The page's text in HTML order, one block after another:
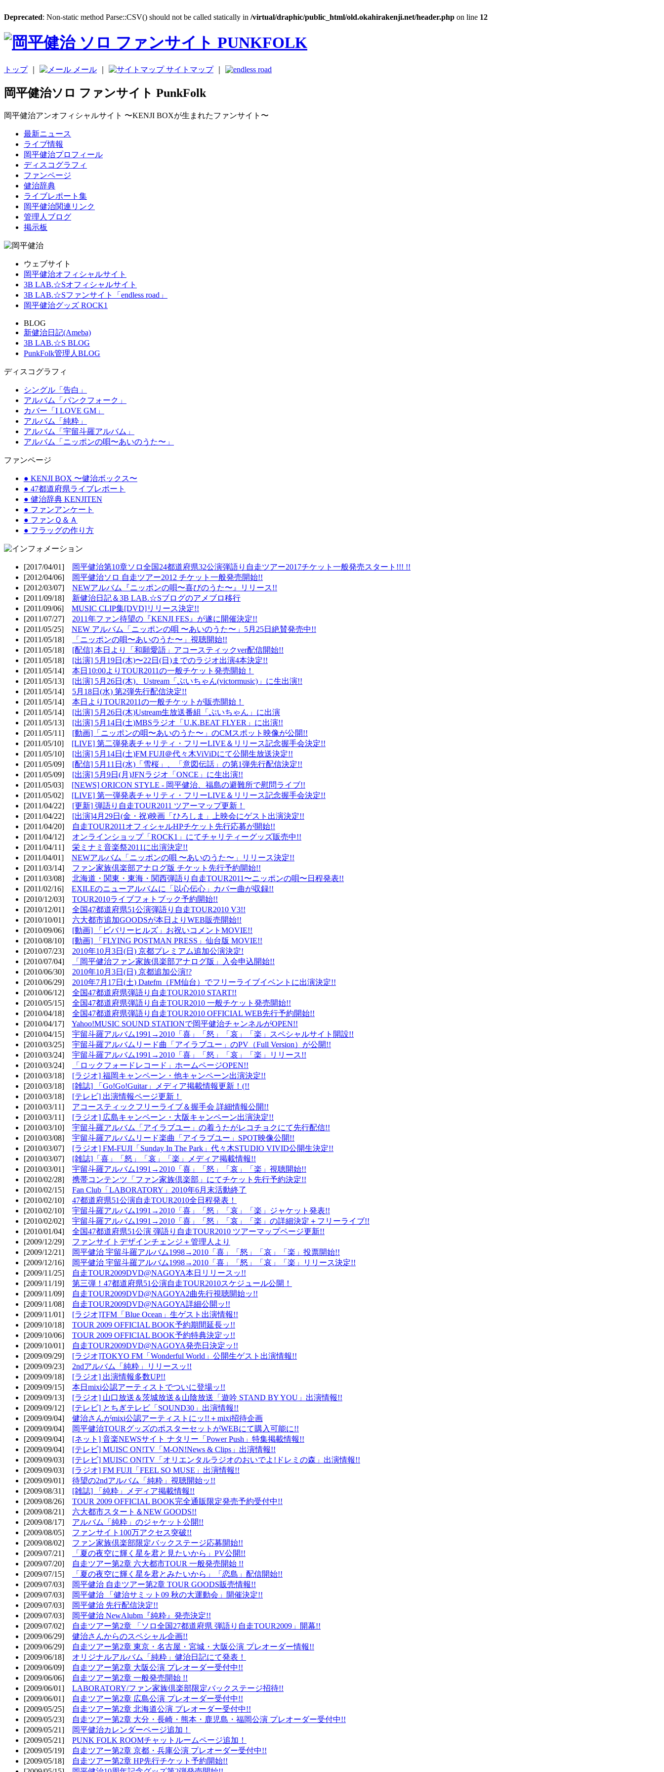
Deprecated: Non-static method Parse::CSV() should not be called statically in /virtual/draphic/public_html/old.okahirakenji.net/header.php on line 12
トップ｜ メール サイトマップ｜
岡平健治ソロ ファンサイト PunkFolk
岡平健治アンオフィシャルサイト 〜KENJI BOXが生まれたファンサイト〜
最新ニュース
ライブ情報
岡平健治プロフィール
ディスコグラフィ
ファンページ
健治辞典
ライブレポート集
岡平健治関連リンク
管理人ブログ
掲示板
ウェブサイト
岡平健治オフィシャルサイト
3B LAB.☆Sオフィシャルサイト
3B LAB.☆Sファンサイト「endless road」
岡平健治グッズ ROCK1
BLOG
新健治日記(Ameba)
3B LAB.☆S BLOG
PunkFolk管理人BLOG
ディスコグラフィ
シングル「告白」
アルバム「パンクフォーク」
カバー「I LOVE GM」
アルバム「純粋」
アルバム「宇留斗羅アルバム」
アルバム「ニッポンの唄〜あいのうた〜」
ファンページ
● KENJI BOX 〜健治ボックス〜
● 47都道府県ライブレポート
● 健治辞典 KENJITEN
● ファンアンケート
● ファンＱ＆Ａ
● フラッグの作り方
[2017/04/01]
岡平健治第10章ソロ全国24都道府県32公演弾語り自走ツアー2017チケット一般発売スタート!!! !!
[2012/04/06]
岡平健治ソロ 自走ツアー2012 チケット一般発売開始!!
[2012/03/07] NEWアルバム『ニッポンの唄〜喜びのうた〜』リリース!!
[2011/09/18] 新健治日記＆3B LAB.☆Sブログのアメブロ移行
[2011/09/06] MUSIC CLIP集[DVD]リリース決定!!
[2011/07/27] 2011年ファン待望の『KENJI FES』が遂に開催決定!!
[2011/05/25] NEW アルバム「ニッポンの唄 〜あいのうた〜」5月25日絶賛発売中!!
[2011/05/18]
「ニッポンの唄〜あいのうた〜」視聴開始!!
[2011/05/18] [配信] 本日より「和願愛語」アコースティックver配信開始!!
[2011/05/18] [出演] 5月19日(木)〜22日(日)までのラジオ出演4本決定!!
[2011/05/14] 本日10:00よりTOUR2011の一般チケット発売開始！
[2011/05/13] [出演] 5月26日(木)、Ustream「ぶいちゃん(victormusic)」に生出演!!
[2011/05/14] 5月18日(水) 第2弾先行配信決定!!
[2011/05/14] 本日よりTOUR2011の一般チケットが販売開始！
[2011/05/14] [出演] 5月26日(木)Ustream生放送番組「ぶいちゃん」に出演
[2011/05/13] [出演] 5月14日(土)MBSラジオ「U.K.BEAT FLYER」に出演!!
[2011/05/11] [動画]「ニッポンの唄〜あいのうた〜」のCMスポット映像が公開!!
[2011/05/10] [LIVE] 第二弾発表チャリティ・フリーLIVE＆リリース記念握手会決定!!
[2011/05/10] [出演] 5月14日(土)FM FUJI＠代々木ViViDにて公開生放送決定!!
[2011/05/09] [配信] 5月11日(水)「雪桜」、「意図伝話」の第1弾先行配信決定!!
[2011/05/09] [出演] 5月9日(月)JFNラジオ「ONCE」に生出演!!
[2011/05/03] [NEWS] ORICON STYLE - 岡平健治、福島の避難所で慰問ライブ!!
[2011/05/02] [LIVE] 第一弾発表チャリティ・フリーLIVE＆リリース記念握手会決定!!
[2011/04/22] [更新] 弾語り自走TOUR2011 ツアーマップ更新！
[2011/04/22] [出演]4月29日(金・祝)映画「ひろしま」上映会にゲスト出演決定!!
[2011/04/20]
自走TOUR2011オフィシャルHPチケット先行応募が開始!!
[2011/04/12] オンラインショップ「ROCK1」にてチャリティーグッズ販売中!!
[2011/04/11] 栄ミナミ音楽祭2011に出演決定!!
[2011/04/01] NEWアルバム「ニッポンの唄 〜あいのうた〜」リリース決定!!
[2011/03/14] ファン家族倶楽部アナログ版 チケット先行予約開始!!
[2011/03/08] 北海道・関東・東海・関西弾語り自走TOUR2011〜ニッポンの唄〜日程発表!!
[2011/02/16] EXILEのニューアルバムに「以心伝心」カバー曲が収録!!
[2010/12/03] TOUR2010ライブフォトブック予約開始!!
[2010/12/01] 全国47都道府県51公演弾語り自走TOUR2010 V3!!
[2010/10/01] 六大都市追加GOODSが本日よりWEB販売開始!!
[2010/09/06] [動画] 「ビバリーヒルズ」お祝いコメントMOVIE!!
[2010/08/10] [動画] 「FLYING POSTMAN PRESS」仙台版 MOVIE!!
[2010/07/23] 2010年10月3日(日) 京都プレミアム追加公演決定!
[2010/07/04]
「岡平健治ファン家族倶楽部アナログ版」入会申込開始!!
[2010/06/30] 2010年10月3日(日) 京都追加公演!?
[2010/06/29] 2010年7月17日(土) Datefm（FM仙台）でフリーライブイベントに出演決定!!
[2010/06/12] 全国47都道府県弾語り自走TOUR2010 START!!
[2010/05/15] 全国47都道府県弾語り自走TOUR2010 一般チケット発売開始!!
[2010/04/18] 全国47都道府県弾語り自走TOUR2010 OFFICIAL WEB先行予約開始!!
[2010/04/17] Yahoo!MUSIC SOUND STATIONで岡平健治チャンネルがOPEN!!
[2010/04/15] 宇留斗羅アルバム1991→2010「喜」「怒」「哀」「楽」スペシャルサイト開設!!
[2010/03/25] 宇留斗羅アルバムリード曲「アイラブユー」のPV（Full Version）が公開!!
[2010/03/24] 宇留斗羅アルバム1991→2010「喜」「怒」「哀」「楽」リリース!!
[2010/03/24]
「ロックフォードレコード」ホームページOPEN!!
[2010/03/18] [ラジオ] 福岡キャンペーン・他キャンペーン出演決定!!
[2010/03/18] [雑誌] 「Go!Go!Guitar」メディア掲載情報更新！(!!
[2010/03/18] [テレビ] 出演情報ページ更新！
[2010/03/11] アコースティックフリーライブ＆握手会 詳細情報公開!!
[2010/03/11] [ラジオ] 広島キャンペーン・大阪キャンペーン出演決定!!
[2010/03/10] 宇留斗羅アルバム「アイラブユー」の着うたがレコチョクにて先行配信!!
[2010/03/08] 宇留斗羅アルバムリード楽曲「アイラブユー」SPOT映像公開!!
[2010/03/07] [ラジオ] FM-FUJI「Sunday In The Park」代々木STUDIO VIVID公開生決定!!
[2010/03/07] [雑誌]「喜」「怒」「哀」「楽」メディア掲載情報!!
[2010/03/01] 宇留斗羅アルバム1991→2010「喜」「怒」「哀」「楽」視聴開始!!
[2010/02/28] 携帯コンテンツ「ファン家族倶楽部」にてチケット先行予約決定!!
[2010/02/15] Fan Club「LABORATORY」2010年6月末活動終了
[2010/02/10] 47都道府県51公演自走TOUR2010全日程発表！
[2010/02/10] 宇留斗羅アルバム1991→2010「喜」「怒」「哀」「楽」ジャケット発表!!
[2010/02/02] 宇留斗羅アルバム1991→2010「喜」「怒」「哀」「楽」の詳細決定＋フリーライブ!!
[2010/01/04] 全国47都道府県51公演 弾語り自走TOUR2010 ツアーマップページ更新!!
[2009/12/29] ファンサイトデザインチェンジ＋管理人より
[2009/12/21]
岡平健治 宇留斗羅アルバム1998→2010「喜」「怒」「哀」「楽」投票開始!!
[2009/12/16]
岡平健治 宇留斗羅アルバム1998→2010「喜」「怒」「哀」「楽」リリース決定!!
[2009/11/25]
自走TOUR2009DVD@NAGOYA本日リリースッ!!
[2009/11/19] 第三弾！47都道府県51公演自走TOUR2010スケジュール公開！
[2009/11/09]
自走TOUR2009DVD@NAGOYA2曲先行視聴開始ッ!!
[2009/11/08]
自走TOUR2009DVD@NAGOYA詳細公開ッ!!
[2009/11/01] [ラジオ]TFM「Blue Ocean」生ゲスト出演情報!!
[2009/10/18] TOUR 2009 OFFICIAL BOOK予約期間延長ッ!!
[2009/10/06] TOUR 2009 OFFICIAL BOOK予約特典決定ッ!!
[2009/10/01]
自走TOUR2009DVD@NAGOYA発売日決定ッ!!
[2009/09/29] [ラジオ]TOKYO FM「Wonderful World」公開生ゲスト出演情報!!
[2009/09/23] 2ndアルバム「純粋」リリースッ!!
[2009/09/18] [ラジオ] 出演情報多数UP!!
[2009/09/15] 本日mixi公認アーティストでついに登場ッ!!
[2009/09/13] [ラジオ] 山口放送＆茨城放送＆山陰放送「遊吟 STAND BY YOU」出演情報!!
[2009/09/12] [テレビ] とちぎテレビ「SOUND30」出演情報!!
[2009/09/04] 健治さんがmixi公認アーティストにッ!!＋mixi招待企画
[2009/09/04]
岡平健治TOURグッズのポスターセットがWEBにて購入可能に!!
[2009/09/04] [ネット] 音楽NEWSサイト ナタリー「Power Push」特集掲載情報!!
[2009/09/04] [テレビ] MUISC ON!TV「M-ON!News & Clips」出演情報!!
[2009/09/03] [テレビ] MUISC ON!TV「オリエンタルラジオのおいでよ!ドレミの森」出演情報!!
[2009/09/03] [ラジオ] FM FUJI「FEEL SO MUSE」出演情報!!
[2009/09/01] 待望の2ndアルバム「純粋」視聴開始ッ!!
[2009/08/31] [雑誌] 「純粋」メディア掲載情報!!
[2009/08/26] TOUR 2009 OFFICIAL BOOK完全通販限定発売予約受付中!!
[2009/08/21] 六大都市スタート＆NEW GOODS!!
[2009/08/17] アルバム「純粋」のジャケット公開!!
[2009/08/05] ファンサイト100万アクセス突破!!
[2009/08/02] ファン家族倶楽部限定バックステージ応募開始!!
[2009/07/21]
「夏の夜空に輝く星を君と見たいから」PV公開!!
[2009/07/20]
自走ツアー第2章 六大都市TOUR 一般発売開始 !!
[2009/07/15]
「夏の夜空に輝く星を君とみたいから」「恋島」配信開始!!
[2009/07/03]
岡平健治 自走ツアー第2章 TOUR GOODS販売情報!!
[2009/07/03]
岡平健治 「健治サミット09 秋の大運動会」開催決定!!
[2009/07/03]
岡平健治 先行配信決定!!
[2009/07/03]
岡平健治 NewAlubm『純粋』発売決定!!
[2009/07/02]
自走ツアー第2章 「ソロ全国27都道府県 弾語り自走TOUR2009」開幕!!
[2009/06/29] 健治さんからのスペシャル企画!!
[2009/06/29]
自走ツアー第2章 東京・名古屋・宮城・大阪公演 プレオーダー情報!!
[2009/06/18] オリジナルアルバム「純粋」健治日記にて発表！
[2009/06/09]
自走ツアー第2章 大阪公演 プレオーダー受付中!!
[2009/06/06]
自走ツアー第2章 一般発売開始 !!
[2009/06/01] LABORATORY/ファン家族倶楽部限定バックステージ招待!!
[2009/06/01]
自走ツアー第2章 広島公演 プレオーダー受付中!!
[2009/05/25]
自走ツアー第2章 北海道公演 プレオーダー受付中!!
[2009/05/23]
自走ツアー第2章 大分・長崎・熊本・鹿児島・福岡公演 プレオーダー受付中!!
[2009/05/21]
岡平健治カレンダーページ追加！
[2009/05/21] PUNK FOLK ROOMチャットルームページ追加！
[2009/05/19]
自走ツアー第2章 京都・兵庫公演 プレオーダー受付中!!
[2009/05/18]
自走ツアー第2章 HP先行チケット予約開始!!